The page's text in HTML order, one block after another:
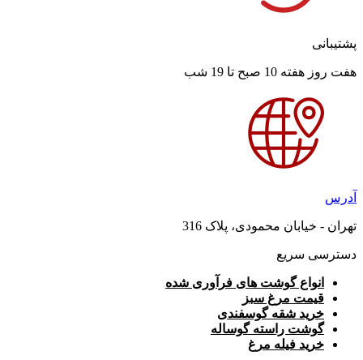
پشتیبانی
هفت روز هفته 10 صبح تا 19 شب
آدرس
تهران - خیابان محمودی، پلاک 316
دسترسی سریع
انواع گوشت های فرآوری شده
قیمت مرغ سبز
خرید شقه گوسفندی
گوشت راسته گوساله
خرید فیله مرغ